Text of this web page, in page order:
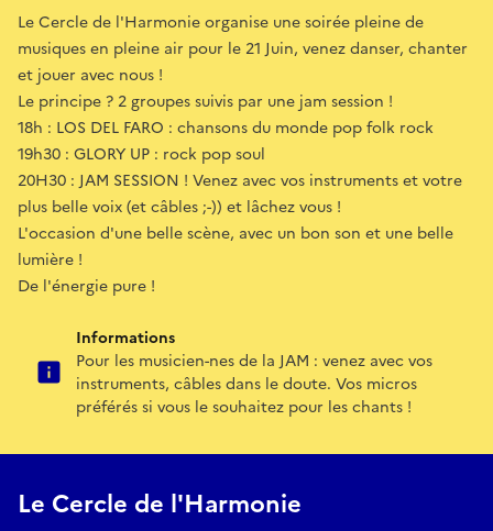
Le Cercle de l'Harmonie organise une soirée pleine de
musiques en pleine air pour le 21 Juin, venez danser, chanter
et jouer avec nous !
Le principe ? 2 groupes suivis par une jam session !
18h : LOS DEL FARO : chansons du monde pop folk rock
19h30 : GLORY UP : rock pop soul
20H30 : JAM SESSION ! Venez avec vos instruments et votre
plus belle voix (et câbles ;-)) et lâchez vous !
L'occasion d'une belle scène, avec un bon son et une belle
lumière !
De l'énergie pure !
Informations
Pour les musicien-nes de la JAM : venez avec vos
instruments, câbles dans le doute. Vos micros
préférés si vous le souhaitez pour les chants !
Le Cercle de l'Harmonie